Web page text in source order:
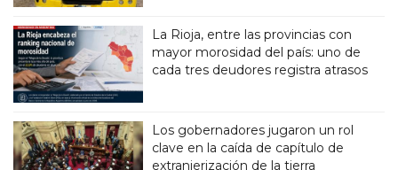
La Rioja, entre las provincias con
mayor morosidad del país: uno de
cada tres deudores registra atrasos
Los gobernadores jugaron un rol
clave en la caída de capítulo de
extranjerización de la tierra